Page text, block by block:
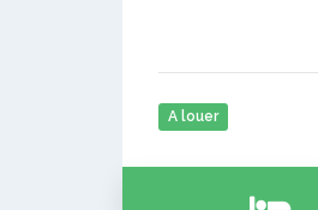
A louer